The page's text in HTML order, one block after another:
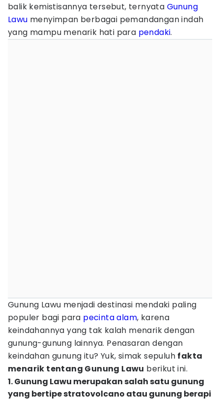
balik kemistisannya tersebut, ternyata Gunung
Lawu menyimpan berbagai pemandangan indah
yang mampu menarik hati para pendaki.
Gunung Lawu menjadi destinasi mendaki paling
populer bagi para pecinta alam, karena
keindahannya yang tak kalah menarik dengan
gunung-gunung lainnya. Penasaran dengan
keindahan gunung itu? Yuk, simak sepuluh fakta
menarik tentang Gunung Lawu berikut ini.
1. Gunung Lawu merupakan salah satu gunung
yang bertipe stratovolcano atau gunung berapi